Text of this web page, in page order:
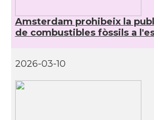
Amsterdam prohibeix la
de combustibles fòssils a
2026-03-10